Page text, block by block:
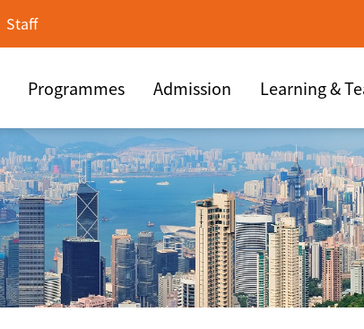
Staff
Programmes Admission Learning &